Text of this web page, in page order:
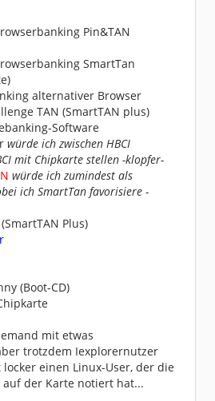
Pin&TAN
SmartTan
alternativer Browser
TAN (SmartTAN plus)
Software
würde ich zwischen HBCI
mit Chipkarte stellen -klopfer-
würde ich zumindest als
ich SmartTan favorisiere -
Plus)
(Boot-CD)
mit etwas
trotzdem Iexplorernutzer
locker einen Linux-User, der die
auf der Karte notiert hat...